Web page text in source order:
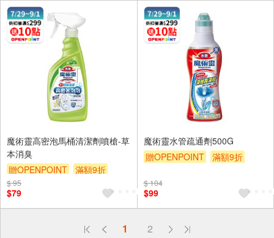
魔術靈高密泡馬桶清潔劑噴槍-草
本消臭
贈OPENPOINT
滿額9折
贈$200
$ 95
$79
魔術靈水管疏通劑500G
贈OPENPOINT
滿額9折
$ 104
$99
1 2
偏遠地區配送